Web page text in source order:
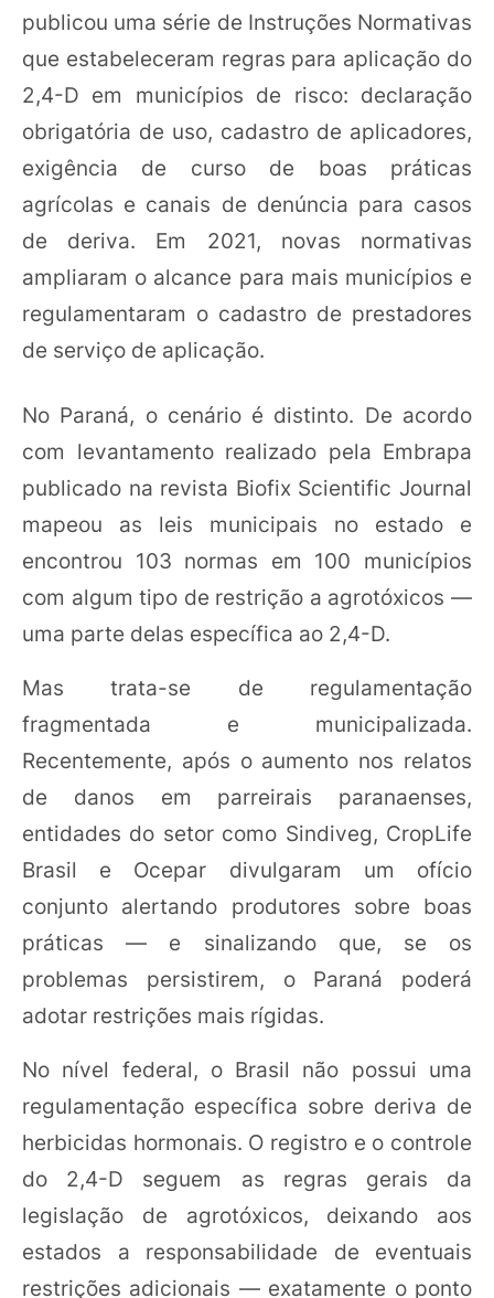
publicou uma série de Instruções Normativas
que estabeleceram regras para aplicação do
2,4-D em municípios de risco: declaração
obrigatória de uso, cadastro de aplicadores,
exigência de curso de boas práticas
agrícolas e canais de denúncia para casos
de deriva. Em 2021, novas normativas
ampliaram o alcance para mais municípios e
regulamentaram o cadastro de prestadores
de serviço de aplicação.
No Paraná, o cenário é distinto. De acordo
com levantamento realizado pela Embrapa
publicado na revista Biofix Scientific Journal
mapeou as leis municipais no estado e
encontrou 103 normas em 100 municípios
com algum tipo de restrição a agrotóxicos —
uma parte delas específica ao 2,4-D.
Mas trata-se de regulamentação
fragmentada e municipalizada.
Recentemente, após o aumento nos relatos
de danos em parreirais paranaenses,
entidades do setor como Sindiveg, CropLife
Brasil e Ocepar divulgaram um ofício
conjunto alertando produtores sobre boas
práticas — e sinalizando que, se os
problemas persistirem, o Paraná poderá
adotar restrições mais rígidas.
No nível federal, o Brasil não possui uma
regulamentação específica sobre deriva de
herbicidas hormonais. O registro e o controle
do 2,4-D seguem as regras gerais da
legislação de agrotóxicos, deixando aos
estados a responsabilidade de eventuais
restrições adicionais — exatamente o ponto